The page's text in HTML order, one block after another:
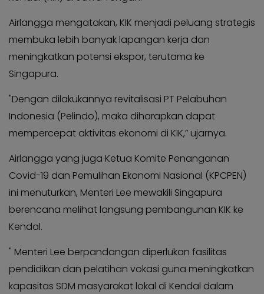
Airlangga mengatakan, KIK menjadi peluang strategis
membuka lebih banyak lapangan kerja dan
meningkatkan potensi ekspor, terutama ke
Singapura.
"Dengan dilakukannya revitalisasi PT Pelabuhan
Indonesia (Pelindo), maka diharapkan dapat
mempercepat aktivitas ekonomi di KIK,” ujarnya.
Airlangga yang juga Ketua Komite Penanganan
Covid-19 dan Pemulihan Ekonomi Nasional (KPCPEN)
ini menuturkan, Menteri Lee mewakili Singapura
berencana melihat langsung pembangunan KIK ke
Kendal.
" Menteri Lee berpandangan diperlukan fasilitas
pendidikan dan pelatihan vokasi guna meningkatkan
kapasitas SDM masyarakat lokal di Kendal dalam